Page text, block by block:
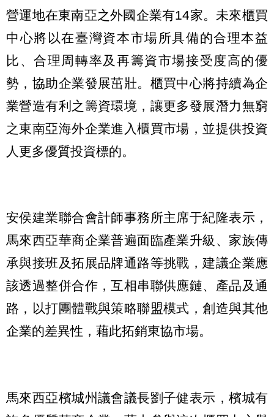
營運地在東南亞之外國企業有14家。未來櫃買
中心將以在臺灣資本市場所具備的合理本益
比、合理周轉率及再籌資市場接受度高的優
勢，協助企業發展茁壯。櫃買中心將持續為企
業營造有利之籌資環境，讓更多發展潛力無窮
之東南亞海外企業進入櫃買市場，並提供投資
人更多優質投資標的。
安侯建業聯合會計師事務所主席于紀隆表示，
馬來西亞華商企業普遍面臨產業升級、家族傳
承與接班及拓展品牌通路等挑戰，建議企業應
該透過整併合作，互相串聯供應鏈、產品及通
路，以打團體戰與策略聯盟模式，創造與其他
企業的差異性，藉此拓銷東協市場。
馬來西亞檳城州議會議長劉子健表示，檳城有